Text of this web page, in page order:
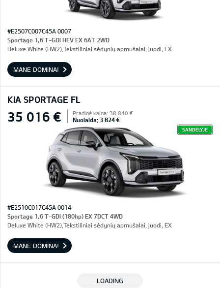
#E2507C007C45A 0007
Sportage 1,6 T-GDI HEV EX 6AT 2WD
Deluxe White (HW2),Tekstiliniai sėdynių apmušalai, juodi, EX
MANE DOMINA!
KIA SPORTAGE FL
35 016 € Pradinė kaina: 38 840 €
Nuolaida: 3 824 €
SANDĖLYJE
#E2510C017C45A 0014
Sportage 1,6 T-GDI (180hp) EX 7DCT 4WD
Deluxe White (HW2),Tekstiliniai sėdynių apmušalai, juodi, EX
MANE DOMINA!
LOADING